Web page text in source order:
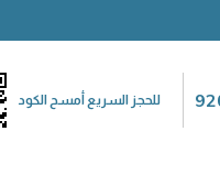
للحجز السريع أمسح الكود